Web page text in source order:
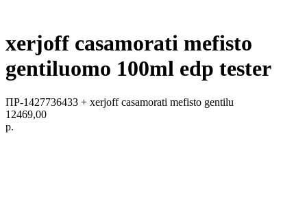
xerjoff casamorati mefisto
gentiluomo 100ml edp tester
ПР-1427736433 + xerjoff casamorati mefisto gentilu
12469,00
р.